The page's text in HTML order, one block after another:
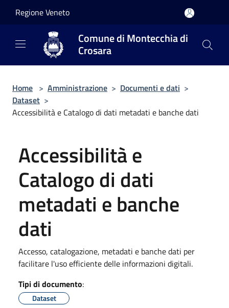
Regione Veneto
Comune di Montecchia di
Crosara
Home > Amministrazione > Documenti e dati >
Dataset >
Accessibilità e Catalogo di dati metadati e banche dati
Accessibilità e
Catalogo di dati
metadati e banche
dati
Accesso, catalogazione, metadati e banche dati per
facilitare l'uso efficiente delle informazioni digitali.
Tipi di documento:
Dataset